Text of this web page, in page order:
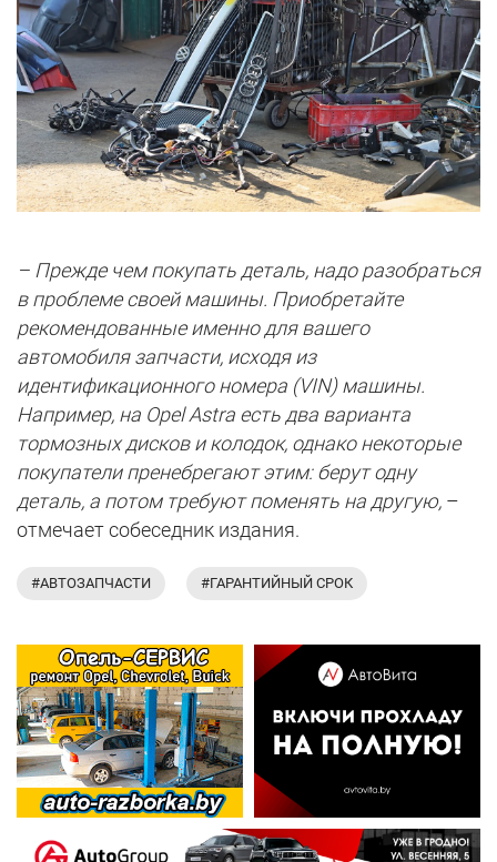
– Прежде чем покупать деталь, надо разобраться
в проблеме своей машины. Приобретайте
рекомендованные именно для вашего
автомобиля запчасти, исходя из
идентификационного номера (VIN) машины.
Например, на Opel Astra есть два варианта
тормозных дисков и колодок, однако некоторые
покупатели пренебрегают этим: берут одну
деталь, а потом требуют поменять на другую, –
отмечает собеседник издания.
#АВТОЗАПЧАСТИ #ГАРАНТИЙНЫЙ СРОК